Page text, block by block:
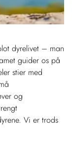
dyrelivet – man
guider os på
stier med
og
Vi er trods